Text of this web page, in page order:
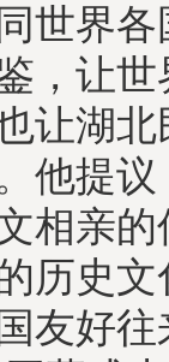
世界
，让
让湖
他提
相亲
历史
友好